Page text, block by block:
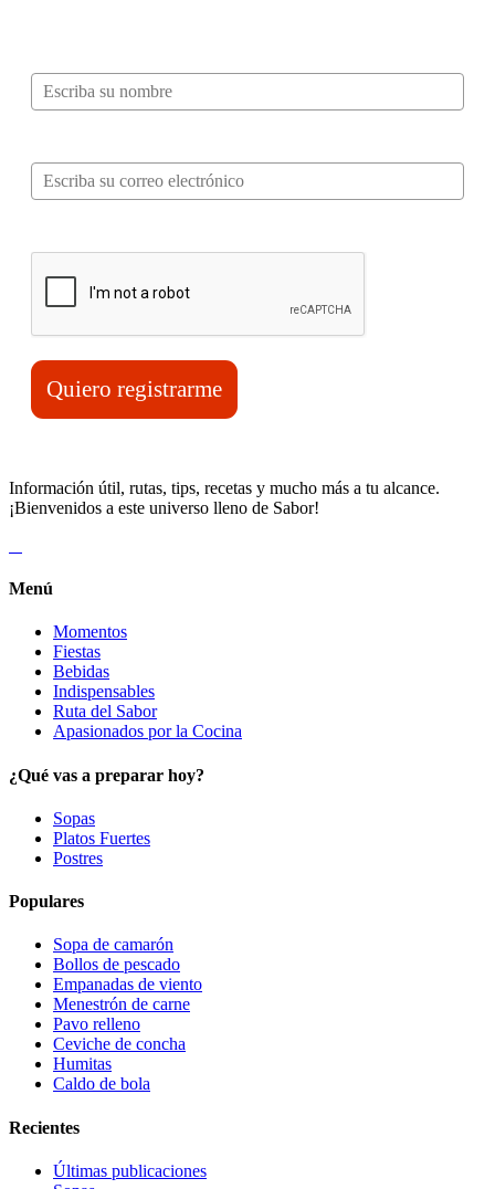
Quiero registrarme
Información útil, rutas, tips, recetas y mucho más a tu alcance.
¡Bienvenidos a este universo lleno de Sabor!
Menú
Momentos
Fiestas
Bebidas
Indispensables
Ruta del Sabor
Apasionados por la Cocina
¿Qué vas a preparar hoy?
Sopas
Platos Fuertes
Postres
Populares
Sopa de camarón
Bollos de pescado
Empanadas de viento
Menestrón de carne
Pavo relleno
Ceviche de concha
Humitas
Caldo de bola
Recientes
Últimas publicaciones